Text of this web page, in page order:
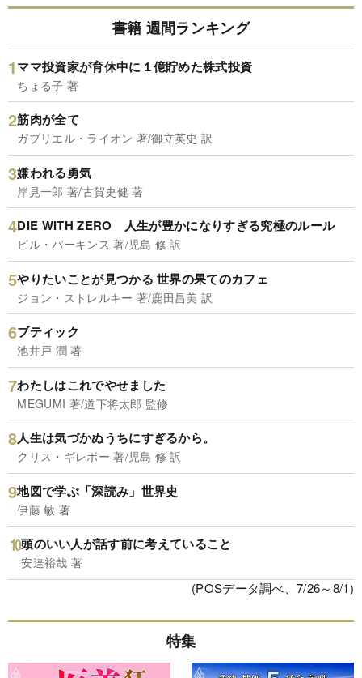
書籍 週間ランキング
ママ投資家が育休中に１億貯めた株式投資
ちょる子 著
筋肉が全て
ガブリエル・ライオン 著/御立英史 訳
嫌われる勇気
岸見一郎 著/古賀史健 著
DIE WITH ZERO 人生が豊かになりすぎる究極のルール
ビル・パーキンス 著/児島 修 訳
やりたいことが見つかる 世界の果てのカフェ
ジョン・ストレルキー 著/鹿田昌美 訳
ブティック
池井戸 潤 著
わたしはこれでやせました
MEGUMI 著/道下将太郎 監修
人生は気づかぬうちにすぎるから。
クリス・ギレボー 著/児島 修 訳
地図で学ぶ「深読み」世界史
伊藤 敏 著
頭のいい人が話す前に考えていること
安達裕哉 著
(POSデータ調べ、7/26～8/1)
特集